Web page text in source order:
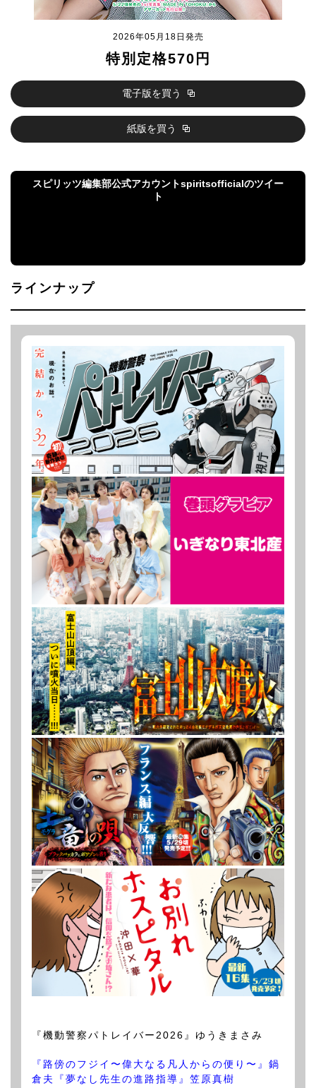
2026年05月18日発売
特別定格570円
電子版を買う
紙版を買う
スピリッツ編集部公式アカウントspiritsofficialのツイー
ト
ラインナップ
『機動警察パトレイバー2026』ゆうきまさみ
『路傍のフジイ〜偉大なる凡人からの便り〜』鍋
倉夫
『夢なし先生の進路指導』笠原真樹